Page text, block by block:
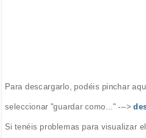
Para descargarlo, podéis pinchar
seleccionar "guardar como..." --->
Si tenéis problemas para visualizar